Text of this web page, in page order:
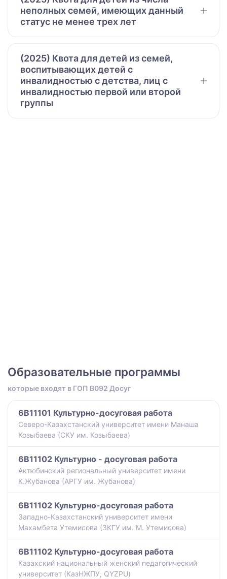
неполных семей, имеющих данный
статус не менее трех лет
(2025) Квота для детей из семей,
воспитывающих детей с
инвалидностью с детства, лиц с
инвалидностью первой или второй
группы
Образовательные программы
которые входят в ГОП B092 Досуг
6B11101 Культурно-досуговая работа
Северо-Казахстанский университет имени Манаша
Козыбаева (СКУ им. Козыбаева)
6B11102 Культурно - досуговая работа
Актюбинский региональный университет имени
К.Жубанова (АРГУ им. Жубанова)
6B11102 Культурно-досуговая работа
Западно-Казахстанский университет имени
Махамбета Утемисова (ЗКГУ им. М. Утемисова)
6B11102 Культурно-досуговая работа
Казахский национальный женский педагогический
университет (КазНЖПУ, QYZPU)